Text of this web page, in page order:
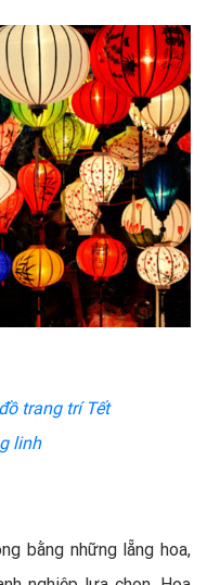
trang trí Tết
linh
bằng những lẵng hoa,